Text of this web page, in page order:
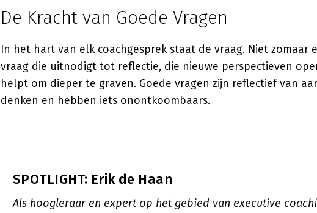
De Kracht van Goede Vragen
In het hart van elk coachgesprek staat de vraag. Niet zomaar
vraag die uitnodigt tot reflectie, die nieuwe perspectieven
helpt om dieper te graven. Goede vragen zijn reflectief van
denken en hebben iets onontkoombaars.
SPOTLIGHT: Erik de Haan
Als hoogleraar en expert op het gebied van executive